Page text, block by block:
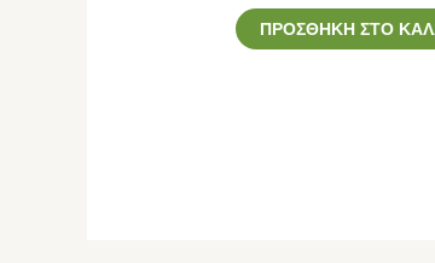
ΠΡΟΣΘΉΚΗ ΣΤΟ